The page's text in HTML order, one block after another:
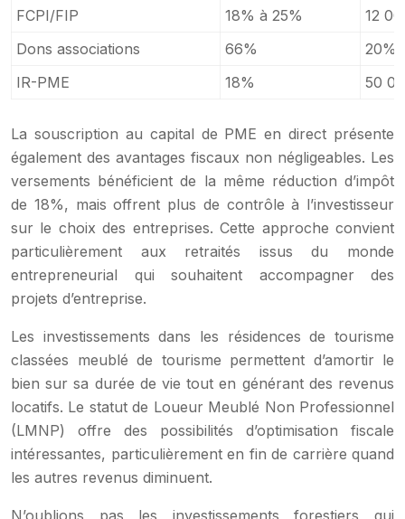
FCPI/FIP
18% à 25%
12
Dons associations
66%
20%
IR-PME
18% 50
La souscription au capital de PME en direct présente
également des avantages fiscaux non négligeables. Les
versements bénéficient de la même réduction d’impôt
de 18%, mais offrent plus de contrôle à l’investisseur
sur le choix des entreprises. Cette approche convient
particulièrement aux retraités issus du monde
entrepreneurial qui souhaitent accompagner des
projets d’entreprise.
Les investissements dans les résidences de tourisme
classées meublé de tourisme permettent d’amortir le
bien sur sa durée de vie tout en générant des revenus
locatifs. Le statut de Loueur Meublé Non Professionnel
(LMNP) offre des possibilités d’optimisation fiscale
intéressantes, particulièrement en fin de carrière quand
les autres revenus diminuent.
N’oublions pas les investissements forestiers qui